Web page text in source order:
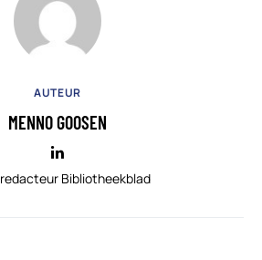
AUTEUR
MENNO GOOSEN
Bibliotheekblad